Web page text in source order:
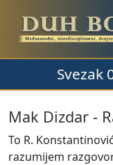
Svezak
Mak Dizdar -
To R.
razumijem